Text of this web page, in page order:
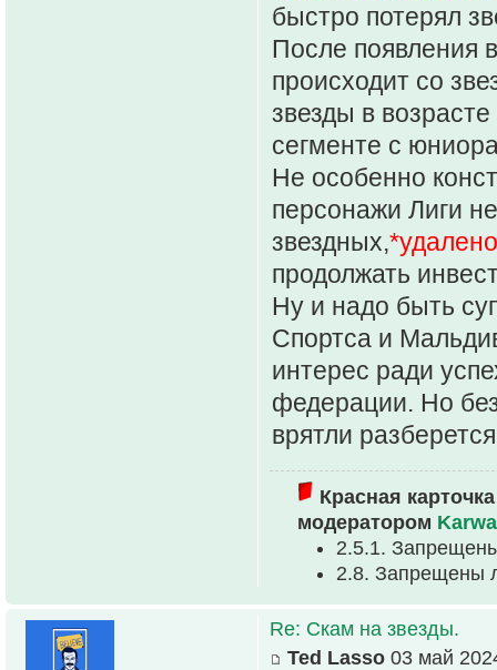
быстро потерял
После появления
происходит со
звезды в
сегменте с
Не особенно
персонажи Лиги
звездных,
продолжать
Ну и надо быть
Спортса и
интерес ради
федерации. Но
врятли
Красная
модератором
2.5.1.
2.8. Запрещены
Re: Скам на звезды.
Ted Lasso 03 май